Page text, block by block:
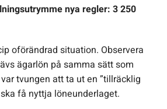
nya regler: 3 250
oförändrad situation. Observera
ägarlön på samma sätt som
tvungen att ta ut en ”tillräcklig
få nyttja löneunderlaget.